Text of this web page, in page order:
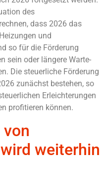
des
dass 2026 das
und
so für die Förderung
sein oder längere Warte-
Die steuerliche Förderung
zunächst bestehen, so
Erleichterungen
profitieren können.
von
weiterhin